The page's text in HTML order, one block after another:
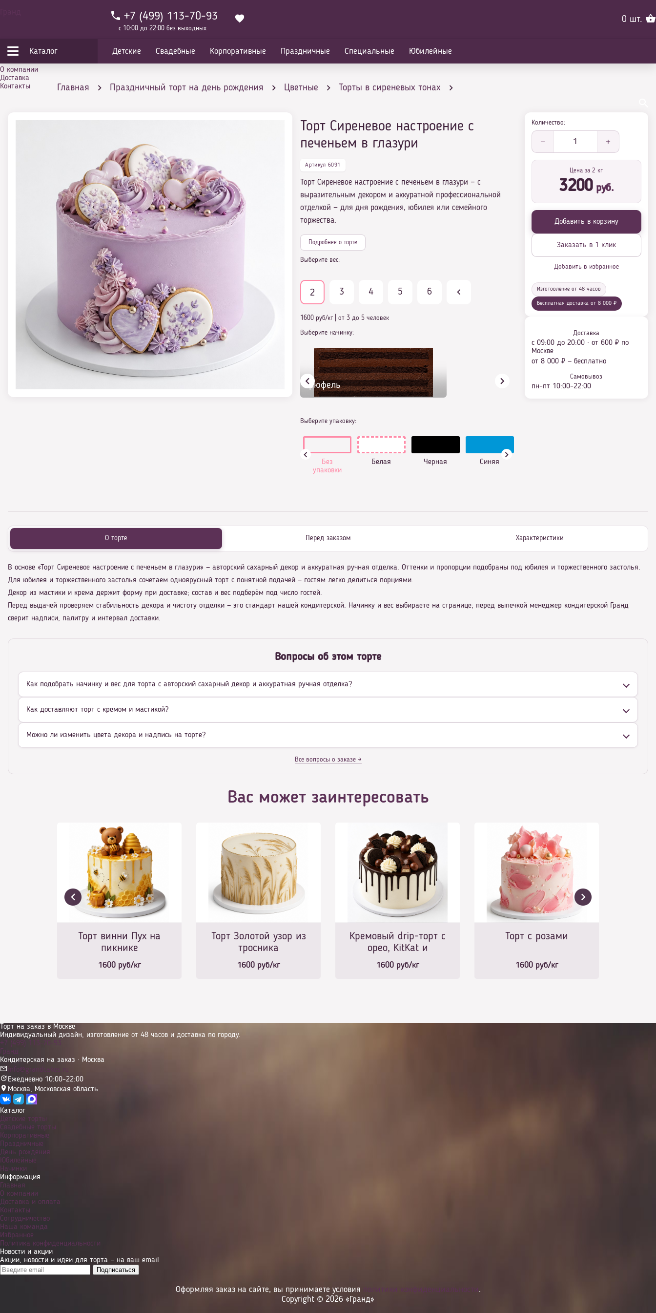
+7 (499) 113-70-93
с 10:00 до 22:00 без выходных
0 шт.
Каталог Детские Свадебные Корпоративные Праздничные Специальные Юбилейные
О компании
Доставка
Контакты
Главная Праздничный торт на день рождения Цветные Торты в сиреневых тонах
Торт Сиреневое настроение с
печеньем в глазури
Артикул 6091
Торт Сиреневое настроение с печеньем в глазури — с
выразительным декором и аккуратной профессиональной
отделкой — для дня рождения, юбилея или семейного
торжества.
Подробнее о торте
Выберите вес:
2 3 4 5 6
1600 руб/кг |от 3 до 5 человек
Выберите начинку:
Трюфель
Выберите упаковку:
Без
упаковки
Белая Черная Синяя
Количество:
1
Цена за 2 кг
3200руб.
Добавить в корзину
Заказать в 1 клик
Добавить в избранное
Изготовление от 48 часов
Бесплатная доставка от 8 000 ₽
Доставка
с 09:00 до 20:00 · от 600 ₽ по
Москве
от 8 000 ₽ — бесплатно
Самовывоз
пн–пт 10:00–22:00
О торте Перед заказом Характеристики
В основе «Торт Сиреневое настроение с печеньем в глазури» — авторский сахарный декор и аккуратная ручная отделка. Оттенки и пропорции подобраны под юбилея и торжественного застолья.
Для юбилея и торжественного застолья сочетаем одноярусный торт с понятной подачей — гостям легко делиться порциями.
Декор из мастики и крема держит форму при доставке; состав и вес подберём под число гостей.
Перед выдачей проверяем стабильность декора и чистоту отделки — это стандарт нашей кондитерской. Начинку и вес выбираете на странице; перед выпечкой менеджер кондитерской Гранд
сверит надписи, палитру и интервал доставки.
Вопросы об этом торте
Как подобрать начинку и вес для торта с авторский сахарный декор и аккуратная ручная отделка?
Как доставляют торт с кремом и мастикой?
Можно ли изменить цвета декора и надпись на торте?
Все вопросы о заказе →
Вас может заинтересовать
Торт винни Пух на
пикнике
1600руб/кг
Торт Золотой узор из
тросника
1600руб/кг
Кремовый drip-торт с
орео, KitKat и
шоколадными шарами
1600руб/кг
Торт с розами
1600руб/кг
Торт на заказ в Москве
Индивидуальный дизайн, изготовление от 48 часов и доставка по городу.
+7 (499) 113-70-93
Гранд
Кондитерская на заказ · Москва
info@grandcakes.ru
Ежедневно 10:00–22:00
Москва, Московская область
Каталог
Детские торты
Свадебные торты
Корпоративные
Праздничные
День рождения
Юбилейные
Начинки
Информация
Главная
О компании
Доставка и оплата
Контакты
Сотрудничество
Наша команда
Избранное
Политика конфиденциальности
Новости и акции
Акции, новости и идеи для торта — на ваш email
Оформляя заказ на сайте, вы принимаете условия политики конфиденциальности.
Copyright © 2026 «Гранд»